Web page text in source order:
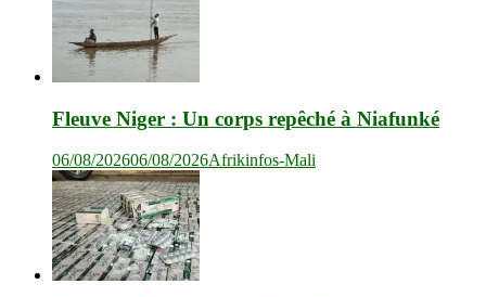
Fleuve Niger : Un corps repêché à Niafunké
06/08/202606/08/2026Afrikinfos-Mali